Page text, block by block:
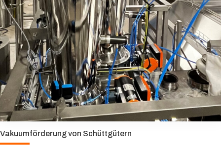
Vakuumförderung von Schüttgütern